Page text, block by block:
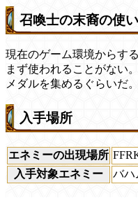
召喚士の末裔の使
現在のゲーム環境からす
まず使われることがない
メダルを集めるぐらいだ。
入手場所
エネミーの出現場所
入手対象エネミー
バハ